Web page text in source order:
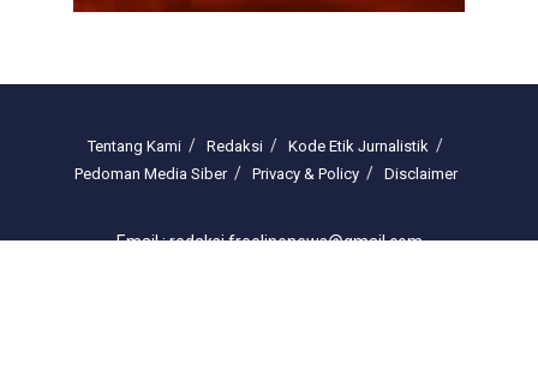
Tentang Kami Redaksi
Kode Etik Jurnalistik
Pedoman Media Siber
Privacy & Policy Disclaimer
Email : redaksi.freelinenews@gmail.com